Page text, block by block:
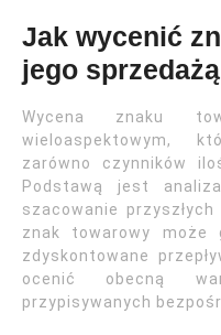
Jak wycenić
jego sprzedażą
Wycena znaku
wieloaspektowym,
zarówno czynników
Podstawą jest
szacowanie
znak towarowy może
zdyskontowane
ocenić obecną
przypisywanych